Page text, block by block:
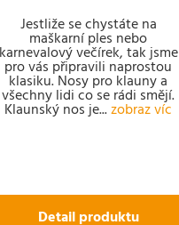
Jestliže se chystáte na
maškarní ples nebo
karnevalový večírek, tak jsme
pro vás připravili naprostou
klasiku. Nosy pro klauny a
všechny lidi co se rádi smějí.
Klaunský nos je... zobraz víc
Detail produktu